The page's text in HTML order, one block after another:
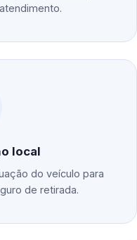
local
do veículo para
de retirada.